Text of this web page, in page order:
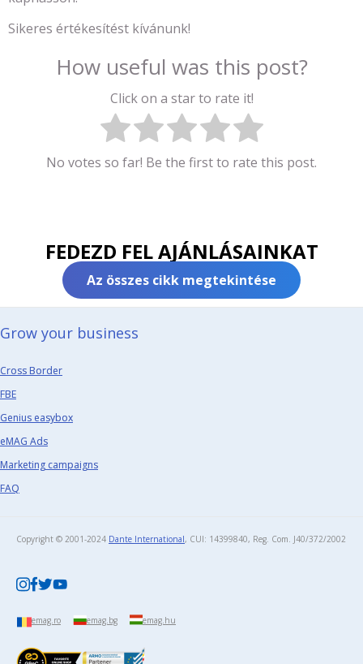
Sikeres értékesítést kívánunk!
How useful was this post?
Click on a star to rate it!
No votes so far! Be the first to rate this post.
FEDEZD FEL AJÁNLÁSAINKAT
Az összes cikk megtekintése
Grow your business​
Cross Border
FBE
Genius easybox
eMAG Ads
Marketing campaigns
FAQ
Copyright © 2001-2024 Dante International, CUI: 14399840, Reg. Com. J40/372/2002​
emag.ro emag.bg emag.hu